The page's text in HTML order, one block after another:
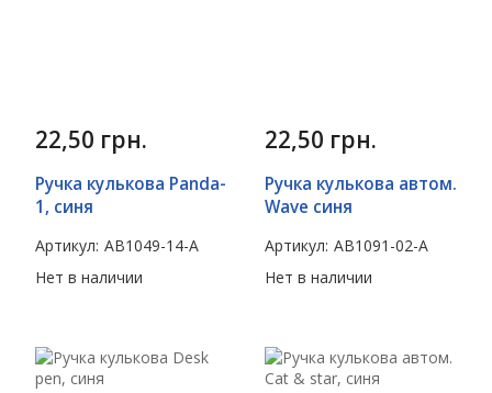
22,50 грн.
Ручка кулькова Panda-
1, синя
Артикул: AB1049-14-A
Нет в наличии
22,50 грн.
Ручка кулькова автом.
Wave синя
Артикул: AB1091-02-A
Нет в наличии